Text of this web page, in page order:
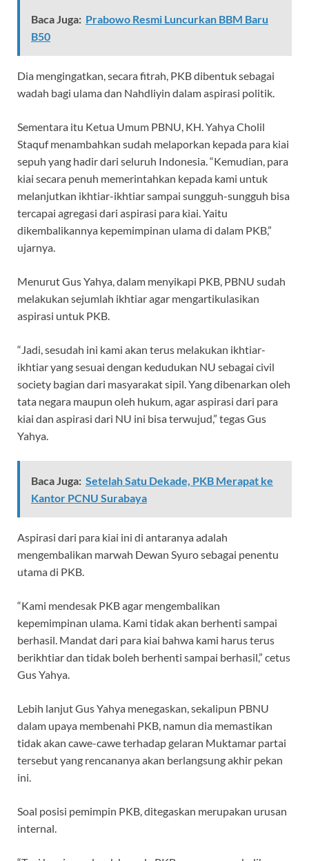
Baca Juga: Prabowo Resmi Luncurkan BBM Baru
B50
Dia mengingatkan, secara fitrah, PKB dibentuk sebagai
wadah bagi ulama dan Nahdliyin dalam aspirasi politik.
Sementara itu Ketua Umum PBNU, KH. Yahya Cholil
Staquf menambahkan sudah melaporkan kepada para kiai
sepuh yang hadir dari seluruh Indonesia. “Kemudian, para
kiai secara penuh memerintahkan kepada kami untuk
melanjutkan ikhtiar-ikhtiar sampai sungguh-sungguh bisa
tercapai agregasi dari aspirasi para kiai. Yaitu
dikembalikannya kepemimpinan ulama di dalam PKB,”
ujarnya.
Menurut Gus Yahya, dalam menyikapi PKB, PBNU sudah
melakukan sejumlah ikhtiar agar mengartikulasikan
aspirasi untuk PKB.
“Jadi, sesudah ini kami akan terus melakukan ikhtiar-
ikhtiar yang sesuai dengan kedudukan NU sebagai civil
society bagian dari masyarakat sipil. Yang dibenarkan oleh
tata negara maupun oleh hukum, agar aspirasi dari para
kiai dan aspirasi dari NU ini bisa terwujud,” tegas Gus
Yahya.
Baca Juga: Setelah Satu Dekade, PKB Merapat ke
Kantor PCNU Surabaya
Aspirasi dari para kiai ini di antaranya adalah
mengembalikan marwah Dewan Syuro sebagai penentu
utama di PKB.
“Kami mendesak PKB agar mengembalikan
kepemimpinan ulama. Kami tidak akan berhenti sampai
berhasil. Mandat dari para kiai bahwa kami harus terus
berikhtiar dan tidak boleh berhenti sampai berhasil,” cetus
Gus Yahya.
Lebih lanjut Gus Yahya menegaskan, sekalipun PBNU
dalam upaya membenahi PKB, namun dia memastikan
tidak akan cawe-cawe terhadap gelaran Muktamar partai
tersebut yang rencananya akan berlangsung akhir pekan
ini.
Soal posisi pemimpin PKB, ditegaskan merupakan urusan
internal.